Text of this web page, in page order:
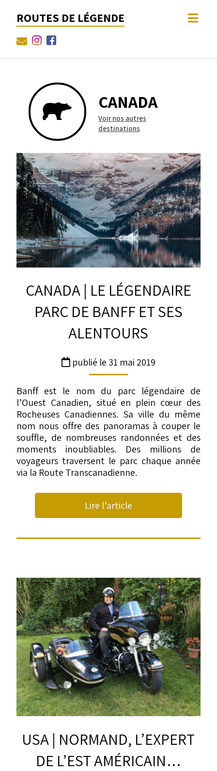
ROUTES DE LÉGENDE
CANADA
Voir nos autres
destinations
CANADA | LE LÉGENDAIRE
PARC DE BANFF ET SES
ALENTOURS
publié le 31 mai 2019
Banff est le nom du parc légendaire de
l’Ouest Canadien, situé en plein cœur des
Rocheuses Canadiennes. Sa ville du même
nom nous offre des panoramas à couper le
souffle, de nombreuses randonnées et des
moments inoubliables. Des millions de
voyageurs traversent le parc chaque année
via la Route Transcanadienne.
Lire l’article
USA | NORMAND, L’EXPERT
DE L’EST AMÉRICAIN…